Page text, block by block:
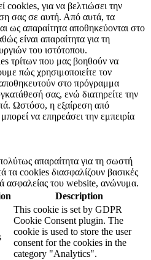
cookies, για να βελτιώσει την
σας σε αυτή. Από αυτά, τα
ως απαραίτητα αποθηκεύονται στο
είναι απαραίτητα για τη
του ιστότοπου.
τρίτων που μας βοηθούν να
πώς χρησιμοποιείτε τον
στο πρόγραμμα
σας, ενώ διατηρείτε την
Ωστόσο, η εξαίρεση από
να επηρεάσει την εμπειρία
απαραίτητα για τη σωστή
τα cookies διασφαλίζουν βασικές
ασφαλείας του website, ανώνυμα.
Description
This cookie is set by GDPR
Cookie Consent plugin. The
cookie is used to store the user
consent for the cookies in the
category "Analytics".